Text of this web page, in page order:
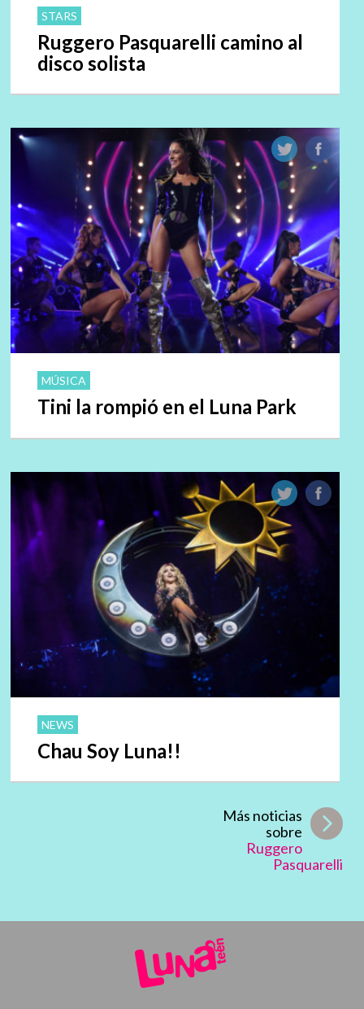
STARS
Ruggero Pasquarelli camino al
disco solista
MÚSICA
Tini la rompió en el Luna Park
NEWS
Chau Soy Luna!!
Más noticias
sobre
Ruggero
Pasquarelli